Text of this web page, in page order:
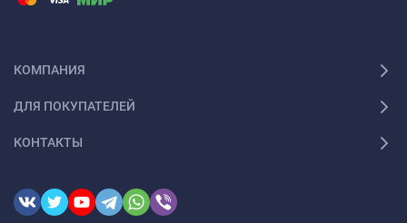
КОМПАНИЯ
ДЛЯ ПОКУПАТЕЛЕЙ
КОНТАКТЫ